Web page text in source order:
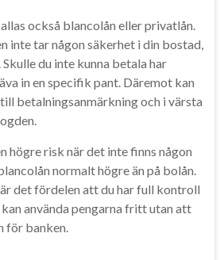
också blancolån eller privatlån.
inte tar någon säkerhet i din bostad,
du inte kunna betala har
in en specifik pant. Däremot kan
betalningsanmärkning och i värsta
högre risk när det inte finns någon
normalt högre än på bolån.
det fördelen att du har full kontroll
använda pengarna fritt utan att
för banken.